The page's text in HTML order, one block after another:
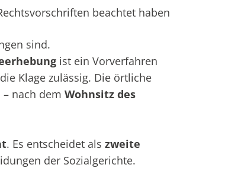
beachtet haben
sind.
ist ein Vorverfahren
Klage zulässig. Die örtliche
nach dem Wohnsitz des
. Es entscheidet als zweite
der Sozialgerichte.